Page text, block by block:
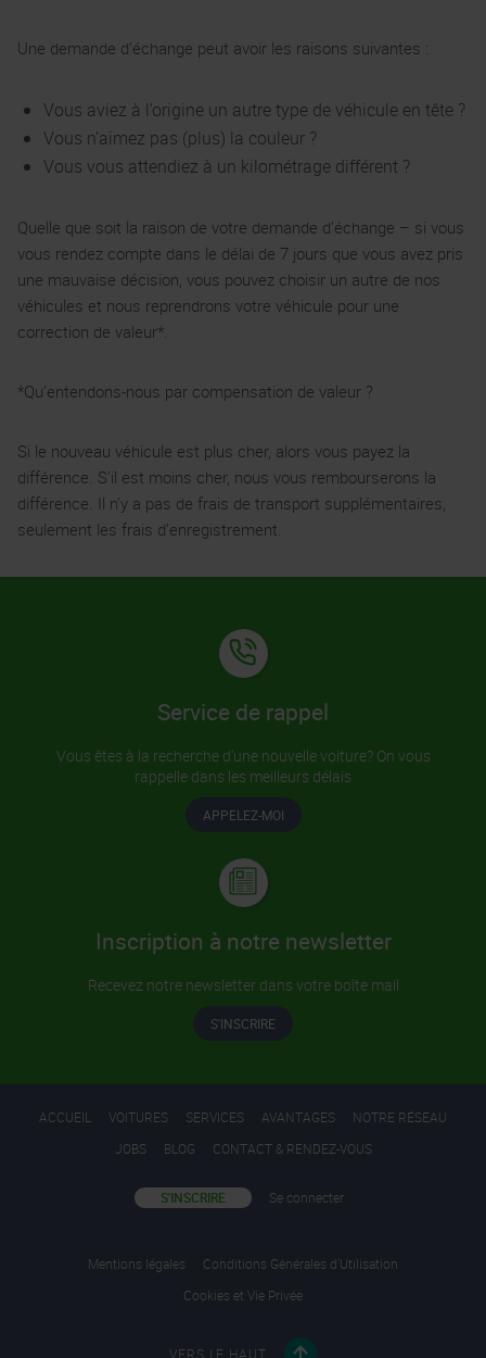
Une demande d’échange peut avoir les raisons suivantes :
Vous aviez à l’origine un autre type de véhicule en tête ?
Vous n’aimez pas (plus) la couleur ?
Vous vous attendiez à un kilométrage différent ?
Quelle que soit la raison de votre demande d’échange – si vous
vous rendez compte dans le délai de 7 jours que vous avez pris
une mauvaise décision, vous pouvez choisir un autre de nos
véhicules et nous reprendrons votre véhicule pour une
correction de valeur*.
*Qu’entendons-nous par compensation de valeur ?
Si le nouveau véhicule est plus cher, alors vous payez la
différence. S’il est moins cher, nous vous rembourserons la
différence. Il n’y a pas de frais de transport supplémentaires,
seulement les frais d’enregistrement.
Service de rappel
Vous êtes à la recherche d'une nouvelle voiture? On vous
rappelle dans les meilleurs délais
APPELEZ-MOI
Inscription à notre newsletter
Recevez notre newsletter dans votre boîte mail
S'INSCRIRE
ACCUEIL VOITURES SERVICES AVANTAGES
NOTRE RÉSEAU
JOBS
BLOG CONTACT & RENDEZ-VOUS
S'INSCRIRE Se connecter
Mentions légales
Conditions Générales d’Utilisation
Cookies et Vie Privée
VERS LE HAUT